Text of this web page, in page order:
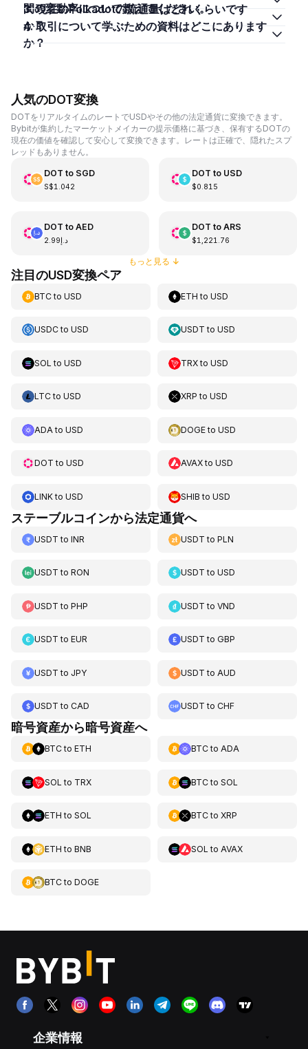
間の変動率について教えてください。
3. 現在のPolkadotの流通量はどれくらいです
か？
4. 取引について学ぶための資料はどこにあります
か？
人気のDOT変換
DOTをリアルタイムのレートでUSDやその他の法定通貨に変換できます。
Bybitが集約したマーケットメイカーの提示価格に基づき、保有するDOTの
現在の価値を確認して安心して変換できます。レートは正確で、隠れたスプ
レッドもありません。
DOT to SGD
S$1.042
DOT to USD
$0.815
DOT to AED
د.إ2.99
DOT to ARS
$1,221.76
もっと見る ↓
注目のUSD変換ペア
BTCto USD ETH toUSD
USDCto USD USDT toUSD
SOL to USD TRXtoUSD
LTCto USD XRP toUSD
ADA to USD DOGEtoUSD
DOT to USD AVAXtoUSD
LINKto USD SHIB toUSD
ステーブルコインから法定通貨へ
USDT to INR USDT toPLN
USDT to RON USDT toUSD
USDT to PHP USDT toVND
USDT to EUR USDT toGBP
USDT to JPY USDT to AUD
USDT to CAD USDT toCHF
暗号資産から暗号資産へ
BTCto ETH BTCto ADA
SOL to TRX BTCto SOL
ETH to SOL BTCto XRP
ETH to BNB SOL to AVAX
BTCto DOGE
企業情報